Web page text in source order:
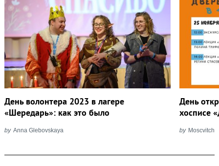
День волонтера 2023 в лагере
«Шередарь»: как это было
by Anna Glebovskaya
День
хосписе
by Moscvitch